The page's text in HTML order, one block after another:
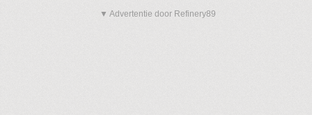
▼ Advertentie door Refinery89